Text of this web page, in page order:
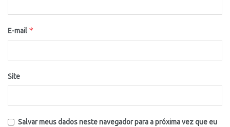
E-mail *
Site
Salvar meus dados neste navegador para a próxima vez que eu